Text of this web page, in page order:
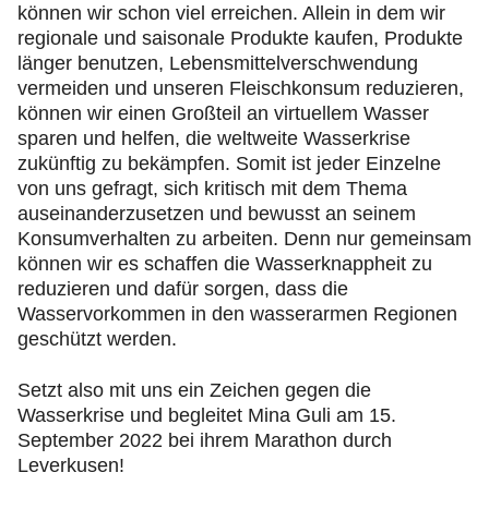
können wir schon viel erreichen. Allein in dem wir
regionale und saisonale Produkte kaufen, Produkte
länger benutzen, Lebensmittelverschwendung
vermeiden und unseren Fleischkonsum reduzieren,
können wir einen Großteil an virtuellem Wasser
sparen und helfen, die weltweite Wasserkrise
zukünftig zu bekämpfen. Somit ist jeder Einzelne
von uns gefragt, sich kritisch mit dem Thema
auseinanderzusetzen und bewusst an seinem
Konsumverhalten zu arbeiten. Denn nur gemeinsam
können wir es schaffen die Wasserknappheit zu
reduzieren und dafür sorgen, dass die
Wasservorkommen in den wasserarmen Regionen
geschützt werden.
Setzt also mit uns ein Zeichen gegen die
Wasserkrise und begleitet Mina Guli am 15.
September 2022 bei ihrem Marathon durch
Leverkusen!